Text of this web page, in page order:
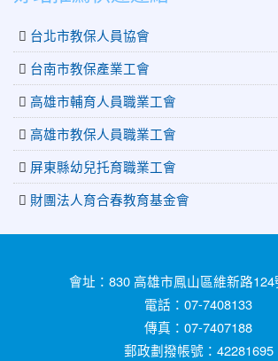
台北市教保人員協會
台南市教保產業工會
高雄市輔育人員職業工會
高雄市教保人員職業工會
屏東縣幼兒托育職業工會
財團法人育合春教育基金會
會址：830 高雄市鳳山區維新路124
電話：07-7408133
傳真：07-7407188
郵政劃撥帳號：42281695